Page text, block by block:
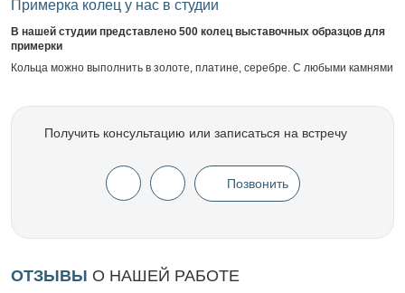
Примерка колец у нас в студии
В нашей студии представлено 500 колец выставочных образцов для
примерки
Кольца можно выполнить в золоте, платине, серебре. С любыми камнями
Получить консультацию или записаться на встречу
Позвонить
ОТЗЫВЫ О НАШЕЙ РАБОТЕ